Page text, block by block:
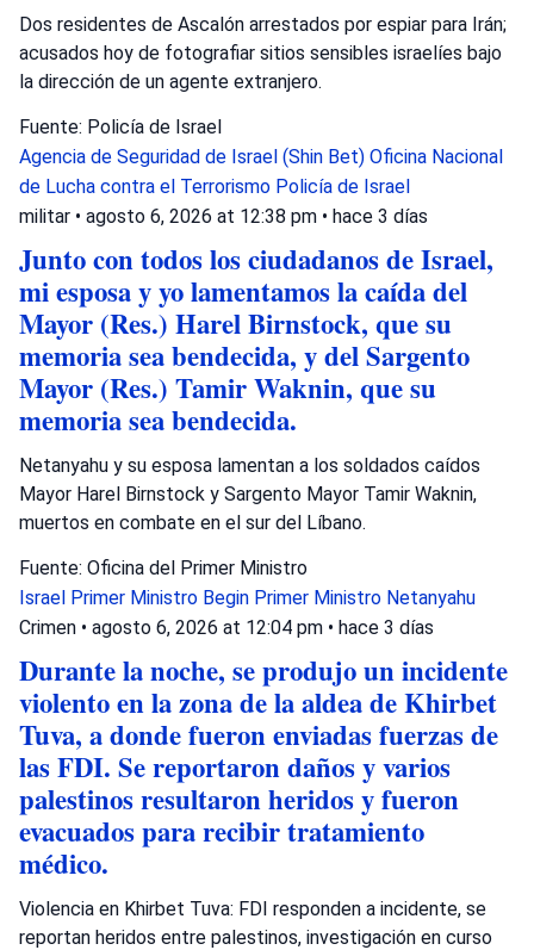
Dos residentes de Ascalón arrestados por espiar para Irán;
acusados hoy de fotografiar sitios sensibles israelíes bajo
la dirección de un agente extranjero.
Fuente: Policía de Israel
Agencia de Seguridad de Israel (Shin Bet) Oficina Nacional
de Lucha contra el Terrorismo Policía de Israel
militar • agosto 6, 2026 at 12:38 pm • hace 3 días
Junto con todos los ciudadanos de Israel,
mi esposa y yo lamentamos la caída del
Mayor (Res.) Harel Birnstock, que su
memoria sea bendecida, y del Sargento
Mayor (Res.) Tamir Waknin, que su
memoria sea bendecida.
Netanyahu y su esposa lamentan a los soldados caídos
Mayor Harel Birnstock y Sargento Mayor Tamir Waknin,
muertos en combate en el sur del Líbano.
Fuente: Oficina del Primer Ministro
Israel Primer Ministro Begin Primer Ministro Netanyahu
Crimen • agosto 6, 2026 at 12:04 pm • hace 3 días
Durante la noche, se produjo un incidente
violento en la zona de la aldea de Khirbet
Tuva, a donde fueron enviadas fuerzas de
las FDI. Se reportaron daños y varios
palestinos resultaron heridos y fueron
evacuados para recibir tratamiento
médico.
Violencia en Khirbet Tuva: FDI responden a incidente, se
reportan heridos entre palestinos, investigación en curso